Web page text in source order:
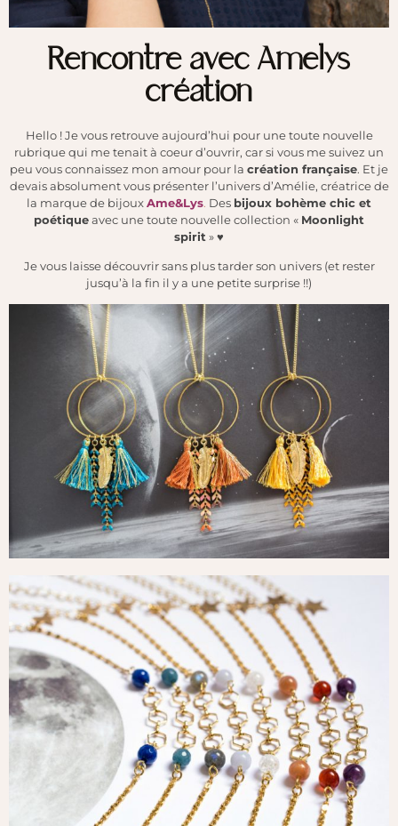
Rencontre avec Amelys
création
Hello ! Je vous retrouve aujourd’hui pour une toute nouvelle
rubrique qui me tenait à coeur d’ouvrir, car si vous me suivez un
peu vous connaissez mon amour pour la création française. Et je
devais absolument vous présenter l’univers d’Amélie, créatrice de
la marque de bijouxAme&Lys. Des bijoux bohème chic et
poétiqueavec une toute nouvelle collection « Moonlight
spirit » ♥
Je vous laisse découvrir sans plus tarder son univers (et rester
jusqu’à la fin il y a une petite surprise !!)